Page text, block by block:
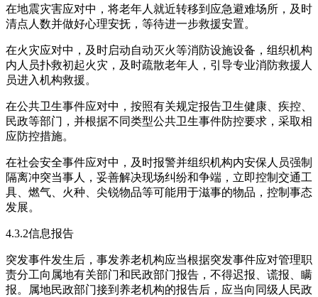
在地震灾害应对中，将老年人就近转移到应急避难场所，及时
清点人数并做好心理安抚，等待进一步救援安置。
在火灾应对中，及时启动自动灭火等消防设施设备，组织机构
内人员扑救初起火灾，及时疏散老年人，引导专业消防救援人
员进入机构救援。
在公共卫生事件应对中，按照有关规定报告卫生健康、疾控、
民政等部门，并根据不同类型公共卫生事件防控要求，采取相
应防控措施。
在社会安全事件应对中，及时报警并组织机构内安保人员强制
隔离冲突当事人，妥善解决现场纠纷和争端，立即控制交通工
具、燃气、火种、尖锐物品等可能用于滋事的物品，控制事态
发展。
4.3.2信息报告
突发事件发生后，事发养老机构应当根据突发事件应对管理职
责分工向属地有关部门和民政部门报告，不得迟报、谎报、瞒
报。属地民政部门接到养老机构的报告后，应当向同级人民政